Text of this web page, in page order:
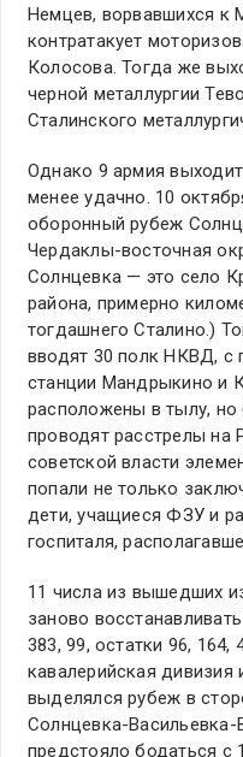
Немцев, ворвавшихся к
контратакует
Колосова. Тогда же
черной металлургии
Сталинского
Однако 9 армия
менее удачно. 10
оборонный рубеж
Чердаклы-восточная
Солнцевка — это село
района, примерно
тогдашнего Сталино.)
вводят 30 полк НКВД, с
станции Мандрыкино и
расположены в тылу,
проводят расстрелы на
советской власти
попали не только
дети, учащиеся ФЗУ и
госпиталя,
11 числа из вышедших
заново
383, 99, остатки 96, 164,
кавалерийская
выделялся рубеж в
Солнцевка-Васильевка-
предстояло бодаться с